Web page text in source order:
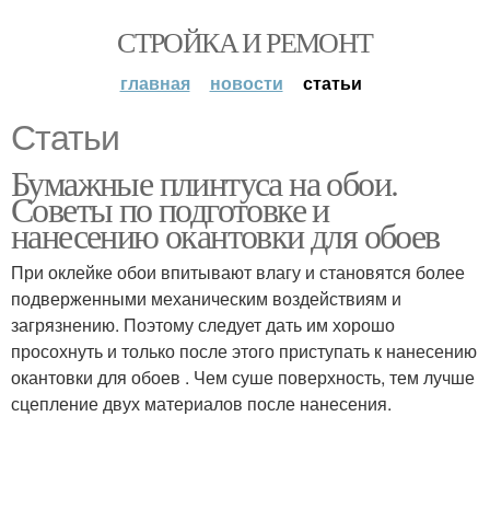
СТРОЙКА И РЕМОНТ
главная новости статьи
Статьи
Бумажные плинтуса на обои.
Советы по подготовке и
нанесению окантовки для обоев
При оклейке обои впитывают влагу и становятся более
подверженными механическим воздействиям и
загрязнению. Поэтому следует дать им хорошо
просохнуть и только после этого приступать к нанесению
окантовки для обоев . Чем суше поверхность, тем лучше
сцепление двух материалов после нанесения.